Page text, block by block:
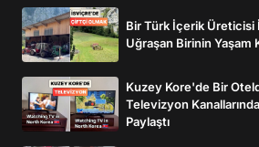
Bir Türk İçerik Üreticisi
Uğraşan Birinin Yaşam
Kuzey Kore'de Bir
Televizyon Kanallarında
Paylaştı